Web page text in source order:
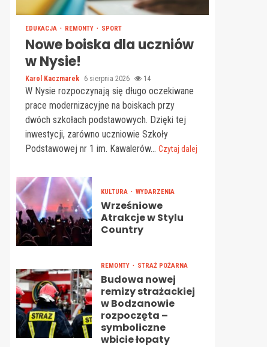
EDUKACJA REMONTY SPORT
Nowe boiska dla uczniów
w Nysie!
Karol Kaczmarek 6 sierpnia 2026 14
W Nysie rozpoczynają się długo oczekiwane
prace modernizacyjne na boiskach przy
dwóch szkołach podstawowych. Dzięki tej
inwestycji, zarówno uczniowie Szkoły
Podstawowej nr 1 im. Kawalerów... Czytaj dalej
KULTURA WYDARZENIA
Wrześniowe
Atrakcje w Stylu
Country
REMONTY STRAŻ POŻARNA
Budowa nowej
remizy strażackiej
w Bodzanowie
rozpoczęta –
symboliczne
wbicie łopaty